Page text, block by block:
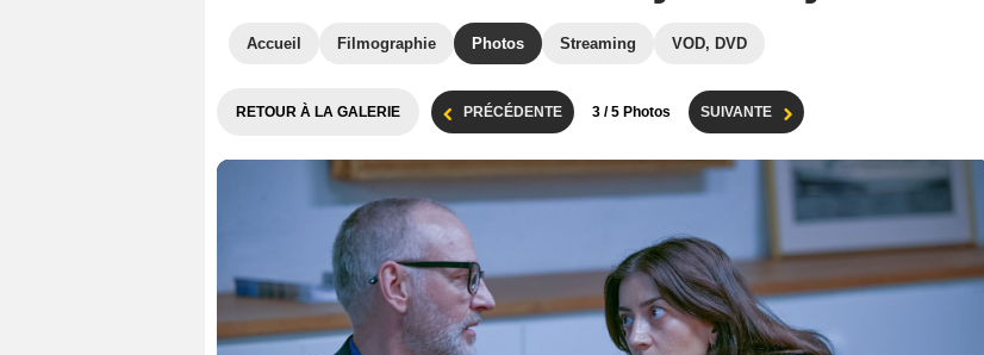
Accueil Filmographie Photos Streaming VOD, DVD
RETOUR À LA GALERIE PRÉCÉDENTE 3 / 5 Photos SUIVANTE